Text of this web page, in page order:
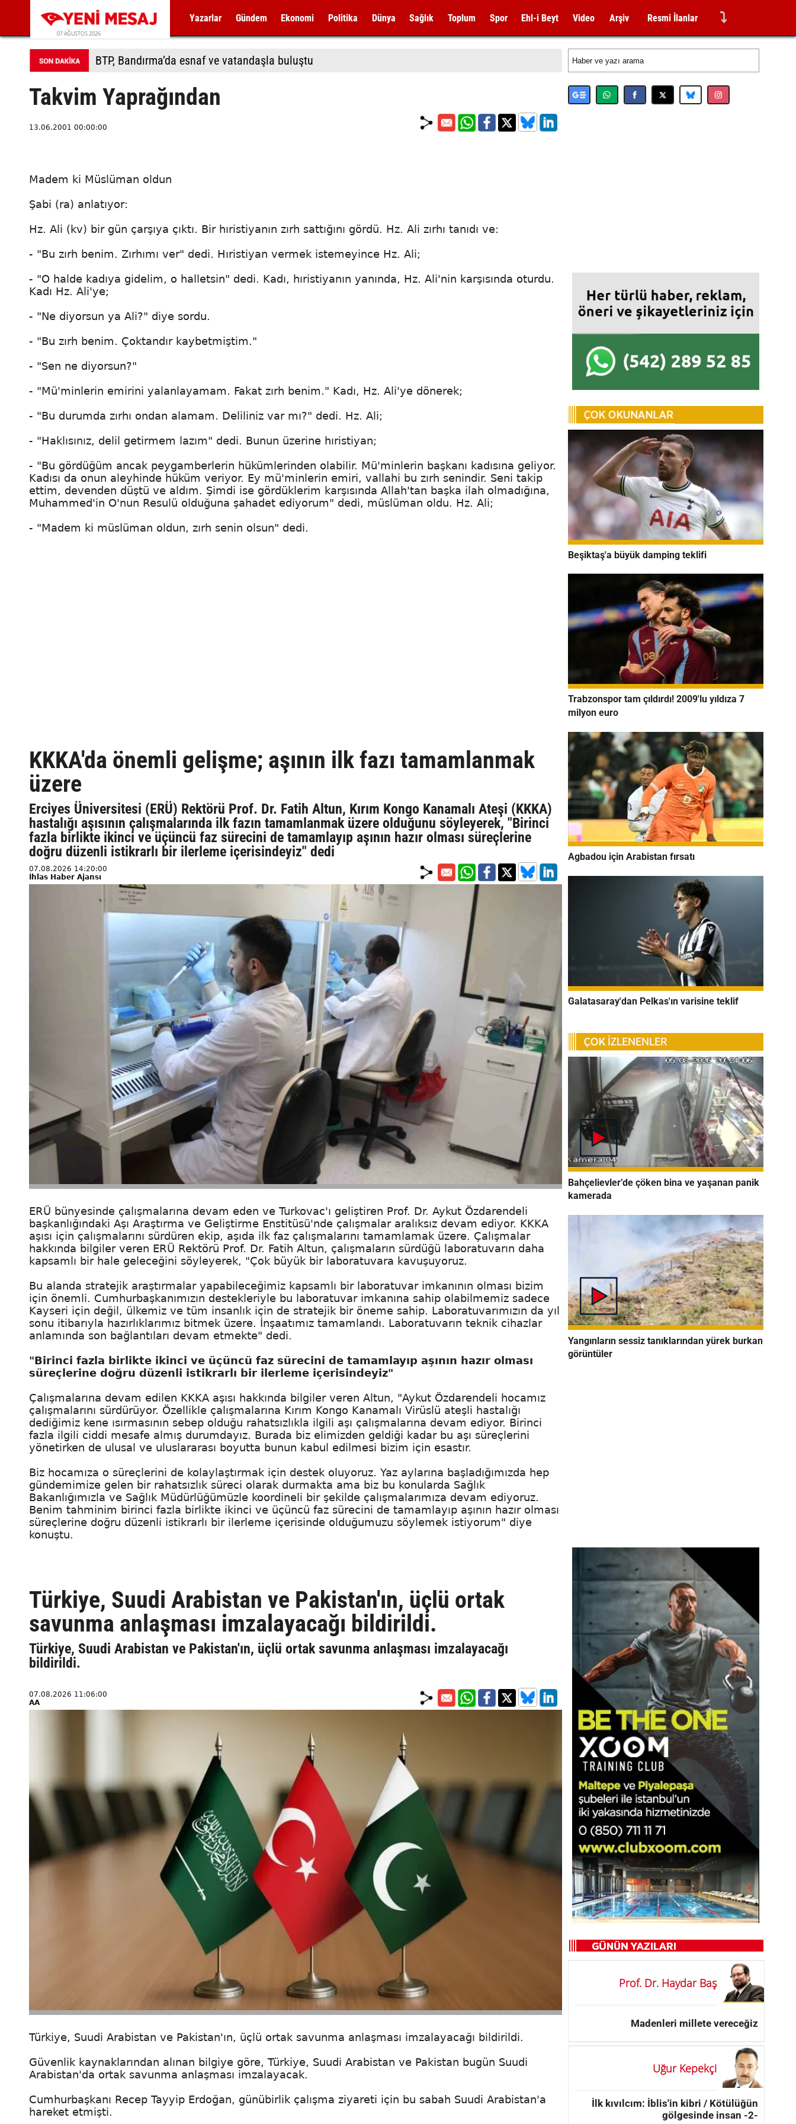
07 AĞUSTOS 2026
Yazarlar Gündem Ekonomi Politika Dünya Sağlık Toplum Spor Ehl-i Beyt Video Arşiv Resmi İlanlar ⤵
BTP, Bandırma’da esnaf ve vatandaşla buluştu
Takvim Yaprağından
13.06.2001 00:00:00
Madem ki Müslüman oldun
Şabi (ra) anlatıyor:
Hz. Ali (kv) bir gün çarşıya çıktı. Bir hıristiyanın zırh sattığını gördü. Hz. Ali zırhı tanıdı ve:
- "Bu zırh benim. Zırhımı ver" dedi. Hıristiyan vermek istemeyince Hz. Ali;
- "O halde kadıya gidelim, o halletsin" dedi. Kadı, hıristiyanın yanında, Hz. Ali'nin karşısında oturdu.
Kadı Hz. Ali'ye;
- "Ne diyorsun ya Ali?" diye sordu.
- "Bu zırh benim. Çoktandır kaybetmiştim."
- "Sen ne diyorsun?"
- "Mü'minlerin emirini yalanlayamam. Fakat zırh benim." Kadı, Hz. Ali'ye dönerek;
- "Bu durumda zırhı ondan alamam. Deliliniz var mı?" dedi. Hz. Ali;
- "Haklısınız, delil getirmem lazım" dedi. Bunun üzerine hıristiyan;
- "Bu gördüğüm ancak peygamberlerin hükümlerinden olabilir. Mü'minlerin başkanı kadısına geliyor.
Kadısı da onun aleyhinde hüküm veriyor. Ey mü'minlerin emiri, vallahi bu zırh senindir. Seni takip
ettim, devenden düştü ve aldım. Şimdi ise gördüklerim karşısında Allah'tan başka ilah olmadığına,
Muhammed'in O'nun Resulü olduğuna şahadet ediyorum" dedi, müslüman oldu. Hz. Ali;
- "Madem ki müslüman oldun, zırh senin olsun" dedi.
KKKA'da önemli gelişme; aşının ilk fazı tamamlanmak
üzere
Erciyes Üniversitesi (ERÜ) Rektörü Prof. Dr. Fatih Altun, Kırım Kongo Kanamalı Ateşi (KKKA)
hastalığı aşısının çalışmalarında ilk fazın tamamlanmak üzere olduğunu söyleyerek, "Birinci
fazla birlikte ikinci ve üçüncü faz sürecini de tamamlayıp aşının hazır olması süreçlerine
doğru düzenli istikrarlı bir ilerleme içerisindeyiz" dedi
07.08.2026 14:20:00
İhlas Haber Ajansı
ERÜ bünyesinde çalışmalarına devam eden ve Turkovac'ı geliştiren Prof. Dr. Aykut Özdarendeli
başkanlığındaki Aşı Araştırma ve Geliştirme Enstitüsü'nde çalışmalar aralıksız devam ediyor. KKKA
aşısı için çalışmalarını sürdüren ekip, aşıda ilk faz çalışmalarını tamamlamak üzere. Çalışmalar
hakkında bilgiler veren ERÜ Rektörü Prof. Dr. Fatih Altun, çalışmaların sürdüğü laboratuvarın daha
kapsamlı bir hale geleceğini söyleyerek, "Çok büyük bir laboratuvara kavuşuyoruz.
Bu alanda stratejik araştırmalar yapabileceğimiz kapsamlı bir laboratuvar imkanının olması bizim
için önemli. Cumhurbaşkanımızın destekleriyle bu laboratuvar imkanına sahip olabilmemiz sadece
Kayseri için değil, ülkemiz ve tüm insanlık için de stratejik bir öneme sahip. Laboratuvarımızın da yıl
sonu itibarıyla hazırlıklarımız bitmek üzere. İnşaatımız tamamlandı. Laboratuvarın teknik cihazlar
anlamında son bağlantıları devam etmekte" dedi.
"Birinci fazla birlikte ikinci ve üçüncü faz sürecini de tamamlayıp aşının hazır olması
süreçlerine doğru düzenli istikrarlı bir ilerleme içerisindeyiz"
Çalışmalarına devam edilen KKKA aşısı hakkında bilgiler veren Altun, "Aykut Özdarendeli hocamız
çalışmalarını sürdürüyor. Özellikle çalışmalarına Kırım Kongo Kanamalı Virüslü ateşli hastalığı
dediğimiz kene ısırmasının sebep olduğu rahatsızlıkla ilgili aşı çalışmalarına devam ediyor. Birinci
fazla ilgili ciddi mesafe almış durumdayız. Burada biz elimizden geldiği kadar bu aşı süreçlerini
yönetirken de ulusal ve uluslararası boyutta bunun kabul edilmesi bizim için esastır.
Biz hocamıza o süreçlerini de kolaylaştırmak için destek oluyoruz. Yaz aylarına başladığımızda hep
gündemimize gelen bir rahatsızlık süreci olarak durmakta ama biz bu konularda Sağlık
Bakanlığımızla ve Sağlık Müdürlüğümüzle koordineli bir şekilde çalışmalarımıza devam ediyoruz.
Benim tahminim birinci fazla birlikte ikinci ve üçüncü faz sürecini de tamamlayıp aşının hazır olması
süreçlerine doğru düzenli istikrarlı bir ilerleme içerisinde olduğumuzu söylemek istiyorum" diye
konuştu.
Türkiye, Suudi Arabistan ve Pakistan'ın, üçlü ortak
savunma anlaşması imzalayacağı bildirildi.
Türkiye, Suudi Arabistan ve Pakistan'ın, üçlü ortak savunma anlaşması imzalayacağı
bildirildi.
07.08.2026 11:06:00
AA
Türkiye, Suudi Arabistan ve Pakistan'ın, üçlü ortak savunma anlaşması imzalayacağı bildirildi.
Güvenlik kaynaklarından alınan bilgiye göre, Türkiye, Suudi Arabistan ve Pakistan bugün Suudi
Arabistan'da ortak savunma anlaşması imzalayacak.
Cumhurbaşkanı Recep Tayyip Erdoğan, günübirlik çalışma ziyareti için bu sabah Suudi Arabistan'a
hareket etmişti.
Beşiktaş'a büyük damping teklifi
Trabzonspor tam çıldırdı! 2009'lu yıldıza 7
milyon euro
Agbadou için Arabistan fırsatı
Galatasaray'dan Pelkas'ın varisine teklif
Bahçelievler’de çöken bina ve yaşanan panik
kamerada
Yangınların sessiz tanıklarından yürek burkan
görüntüler
Prof. Dr. Haydar Baş
Madenleri millete vereceğiz
Uğur Kepekçi
İlk kıvılcım: İblis'in kibri / Kötülüğün
gölgesinde insan -2-